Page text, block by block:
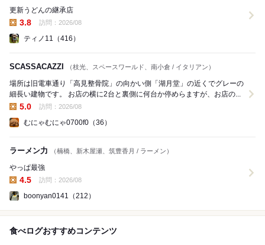
更新うどんの継承店
3.8 訪問：2026/08
ティノ11（416）
SCASSACAZZI （枝光、スペースワールド、南小倉 / イタリアン）
場所は旧電車通り「高見整骨院」の向かい側「湖月堂」の近くでグレーの
細長い建物です。 お店の横に2台と裏側に何台か停めらますが、お店の...
5.0 訪問：2026/08
むにゃむにゃ0700f0（36）
ラーメン力 （楠橋、新木屋瀬、筑豊香月 / ラーメン）
やっぱ最強
4.5 訪問：2026/08
boonyan0141（212）
食べログおすすめコンテンツ